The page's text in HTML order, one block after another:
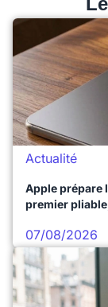
Actualité
Apple prépare
premier
07/08/2026